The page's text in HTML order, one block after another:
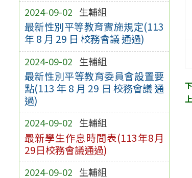
2024-09-02 生輔組
最新性別平等教育實施規定(113
年 8 月 29 日 校務會議 通過)
2024-09-02 生輔組
最新性別平等教育委員會設置要
點(113 年 8 月 29 日 校務會議 通
過)
2024-09-02 生輔組
最新學生作息時間表(113年8月
29日校務會議通過)
2024-09-02 生輔組